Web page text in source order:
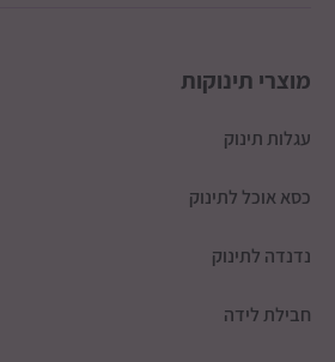
מוצרי תינוקות
עגלות תינוק
כסא אוכל לתינוק
נדנדה לתינוק
חבילת לידה